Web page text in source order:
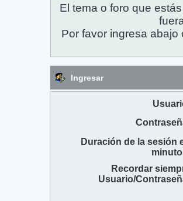
El tema o foro que
Por favor ingresa
Ingresar
Duración de la sesión
Recordar
Usuario/